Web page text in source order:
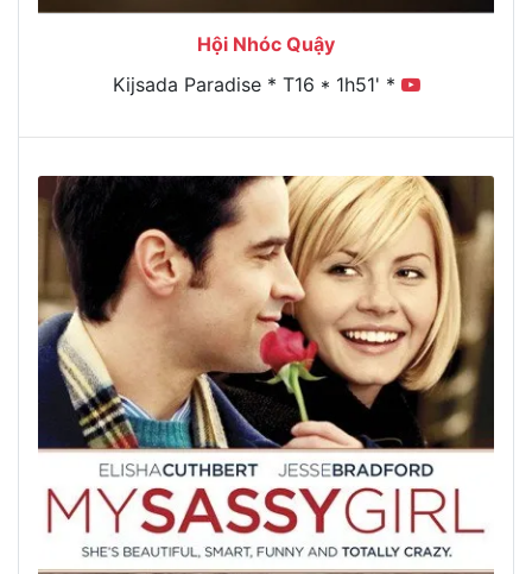
Hội Nhóc Quậy
Kijsada Paradise * T16 * 1h51' *